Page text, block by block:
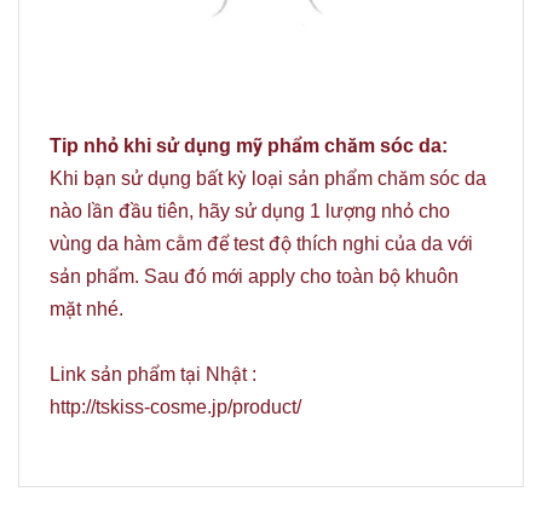
Tip nhỏ khi sử dụng mỹ phẩm chăm sóc da:
Khi bạn sử dụng bất kỳ loại sản phẩm chăm sóc da
nào lần đầu tiên, hãy sử dụng 1 lượng nhỏ cho
vùng da hàm cằm để test độ thích nghi của da với
sản phẩm. Sau đó mới apply cho toàn bộ khuôn
mặt nhé.
Link sản phẩm tại Nhật :
http://tskiss-cosme.jp/product/